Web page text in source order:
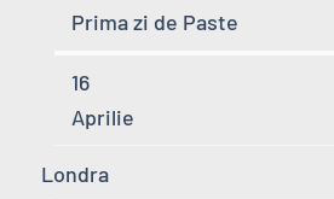
Prima zi de Paste
16
Aprilie
Londra